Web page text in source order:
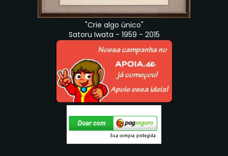
"Crie algo único"
Satoru Iwata - 1959 - 2015